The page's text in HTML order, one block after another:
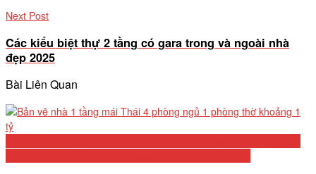
Next Post
Các kiểu biệt thự 2 tầng có gara trong và ngoài nhà
đẹp 2025
Bài Liên Quan